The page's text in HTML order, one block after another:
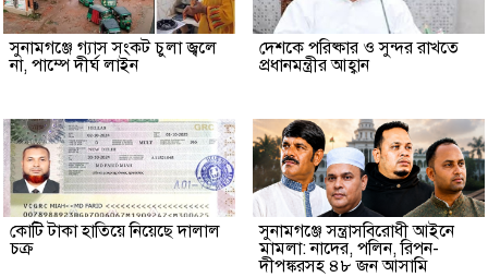
সুনামগঞ্জে গ্যাস সংকট চুলা জ্বলে
না, পাম্পে দীর্ঘ লাইন
দেশকে পরিষ্কার ও সুন্দর রাখতে
প্রধানমন্ত্রীর আহ্বান
কোটি টাকা হাতিয়ে নিয়েছে দালাল
চক্র
‎সুনামগঞ্জে সন্ত্রাসবিরোধী আইনে
মামলা: নাদের, পলিন, রিপন-
দীপঙ্করসহ ৪৮ জন আসামি